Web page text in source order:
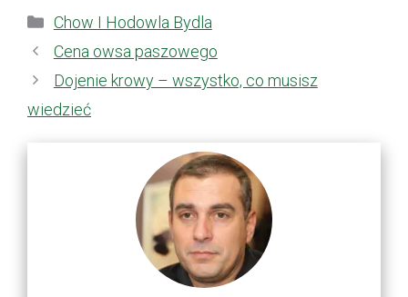
Kategorie
Chow I Hodowla Bydla
Cena owsa paszowego
Dojenie krowy – wszystko, co musisz
wiedzieć